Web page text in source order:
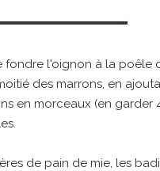
fondre l'oignon à la poêle
des marrons, en
en morceaux (en
de pain de mie, les